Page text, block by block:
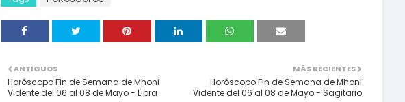
MÁS RECIENTES
Horóscopo Fin de Semana de Mhoni
Vidente del 06 al 08 de Mayo - Sagitario
ANTIGUOS
Horóscopo Fin de Semana de Mhoni
Vidente del 06 al 08 de Mayo - Libra